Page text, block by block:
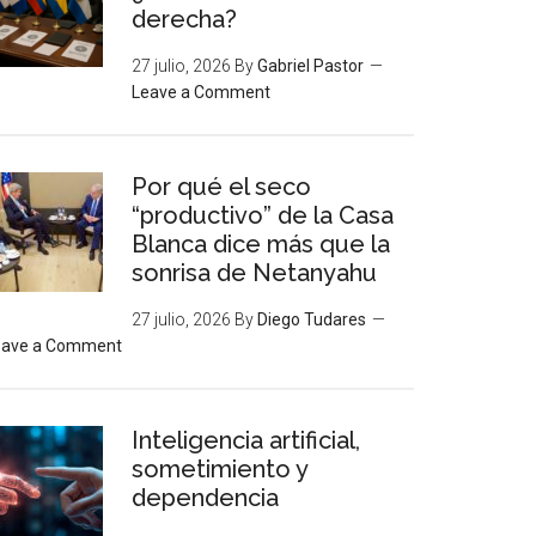
derecha?
27 julio, 2026 ByGabriel Pastor
Leave a Comment
Por qué el seco
“productivo” de la Casa
Blanca dice más que la
sonrisa de Netanyahu
27 julio, 2026 By Diego Tudares
a Comment
Inteligencia artificial,
sometimiento y
dependencia